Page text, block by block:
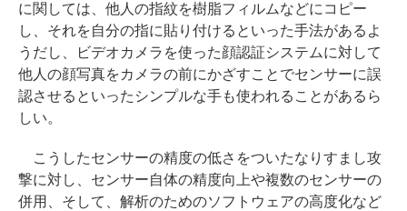
に関しては、他人の指紋を樹脂フィルムなどにコピー
し、それを自分の指に貼り付けるといった手法があるよ
うだし、ビデオカメラを使った顔認証システムに対して
他人の顔写真をカメラの前にかざすことでセンサーに誤
認させるといったシンプルな手も使われることがあるら
しい。
こうしたセンサーの精度の低さをついたなりすまし攻
撃に対し、センサー自体の精度向上や複数のセンサーの
併用、そして、解析のためのソフトウェアの高度化など